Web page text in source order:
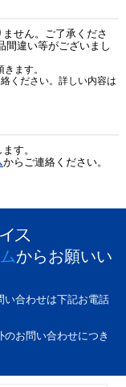
せん。ご了承くださ
間違い等がございまし
ます。
ください。詳しい内容は
す。
からご連絡ください。
からお願いい
い合わせは下記お電話
お問い合わせにつき